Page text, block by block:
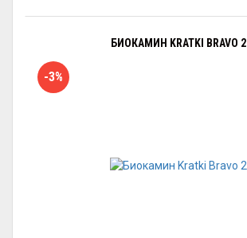
БИОКАМИН KRATKI BRAVO 2
-3%